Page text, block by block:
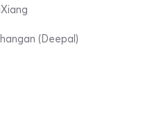
(Deepal)